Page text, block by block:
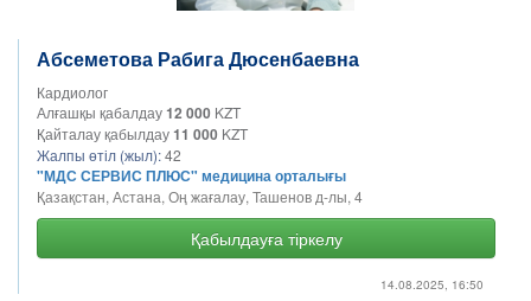
Абсеметова Рабига Дюсенбаевна
Кардиолог
Алғашқы қабалдау12 000 KZT
Қайталау қабылдау11 000 KZT
Жалпы өтіл (жыл):42
"МДС СЕРВИС ПЛЮС" медицина орталығы
Қазақстан, Астана, Оң жағалау, Ташенов д-лы, 4
Қабылдауға тіркелу
14.08.2025, 16:50